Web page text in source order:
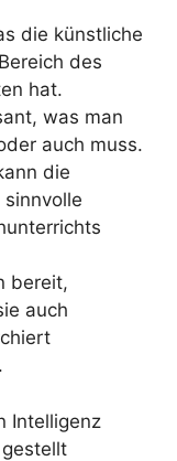
die künstliche
des
hat.
was man
auch muss.
die
bereit,
auch
Intelligenz